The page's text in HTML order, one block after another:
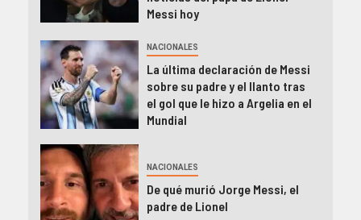
Messi hoy
NACIONALES
La última declaración de Messi
sobre su padre y el llanto tras
el gol que le hizo a Argelia en el
Mundial
NACIONALES
De qué murió Jorge Messi, el
padre de Lionel